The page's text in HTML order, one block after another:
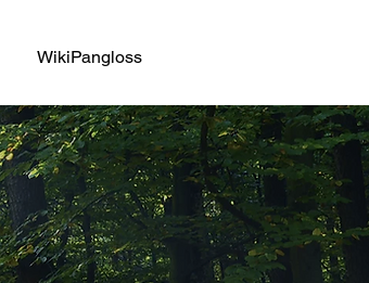
WikiPangloss